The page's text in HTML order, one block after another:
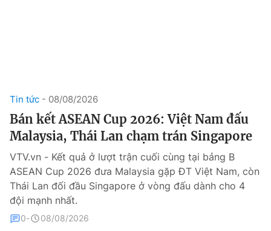
Theo dõi báo trên
Cơ quan chủ quản:Đài Truyền hình Việt Nam
Cơ quan báo chí:Thời báo VTV
Giấy phép hoạt động báo in và báo điện tử số 483/GP-BTTTT
cấp ngày 29/12/2023
Tổng Biên tập:Vũ Thanh Thủy
Phó Tổng Biên tập:Nguyễn Thị Mỹ Hạnh, Phạm Quốc Thắng,
Tin tức 08/08/2026
Bán kết ASEAN Cup 2026: Việt Nam đấu
Malaysia, Thái Lan chạm trán Singapore
VTV.vn - Kết quả ở lượt trận cuối cùng tại bảng B
ASEAN Cup 2026 đưa Malaysia gặp ĐT Việt Nam, còn
Thái Lan đối đầu Singapore ở vòng đấu dành cho 4
đội mạnh nhất.
0 08/08/2026